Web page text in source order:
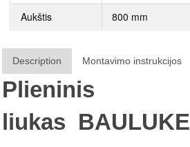
Aukštis
800 mm
Description Montavimo instrukcijos
Plieninis
liukas BAULUKE